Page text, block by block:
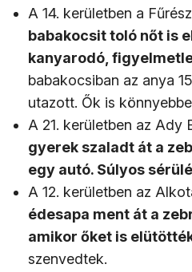
A 14. kerületben a
babakocsit toló nőt is
kanyarodó,
babakocsiban az anya
utazott. Ők is
A 21. kerületben az Ady
gyerek szaladt át a
egy autó. Súlyos
A 12. kerületben az
édesapa ment át a
amikor őket is
szenvedtek.